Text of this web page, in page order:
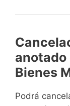
anotado
Bienes
Podrá